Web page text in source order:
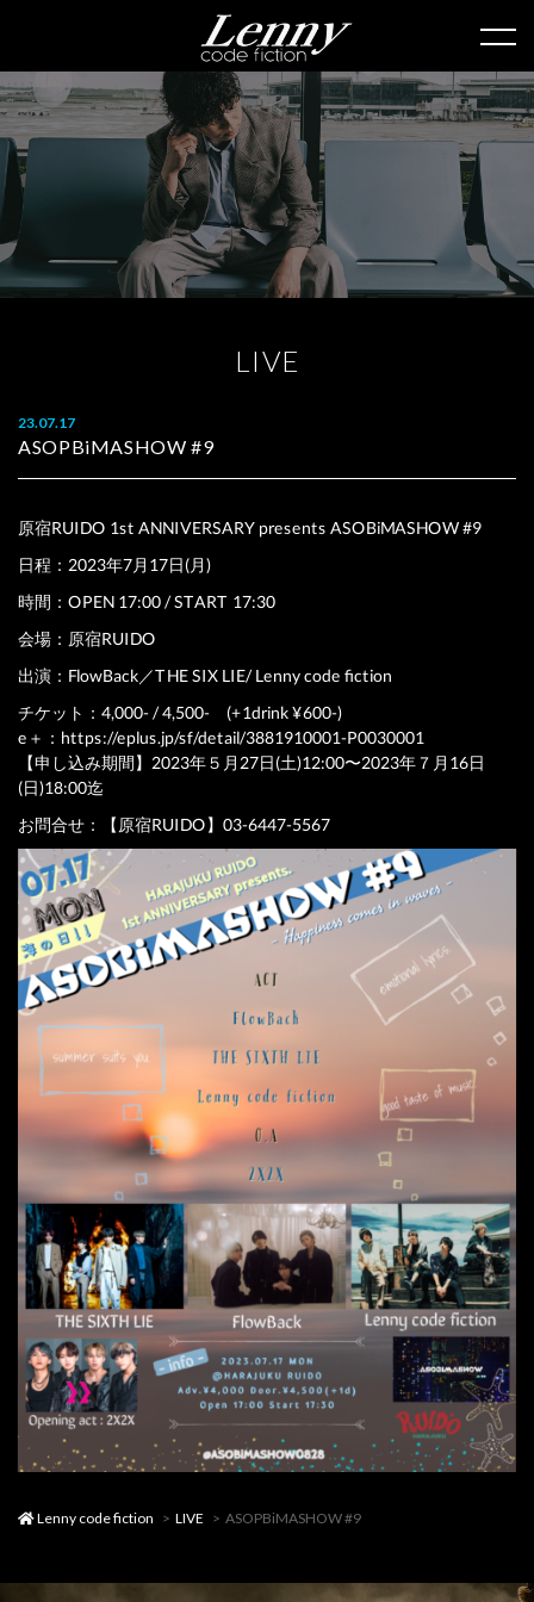
L IVE
23.07.17
ASOPBiMASHOW #9
原宿RUIDO 1st ANNIVERSARY presents ASOBiMASHOW #9
日程：2023年7月17日(月)
時間：OPEN 17:00 / START 17:30
会場：原宿RUIDO
出演：FlowBack／THE SIX LIE/ Lenny code fiction
チケット：4,000- / 4,500- (+1drink ¥600-)
e＋： https://eplus.jp/sf/detail/3881910001-P0030001
【申し込み期間】2023年５月27日(土)12:00〜2023年７月16日
(日)18:00迄
お問合せ：【原宿RUIDO】03-6447-5567
Lenny code fiction LIVE ASOPBiMASHOW #9